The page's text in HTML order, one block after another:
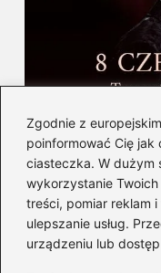
Zgodnie z
poinformować Cię jak
ciasteczka. W dużym
wykorzystanie
treści, pomiar reklam
ulepszanie usług.
urządzeniu lub
Polsce —
Albumy(8)